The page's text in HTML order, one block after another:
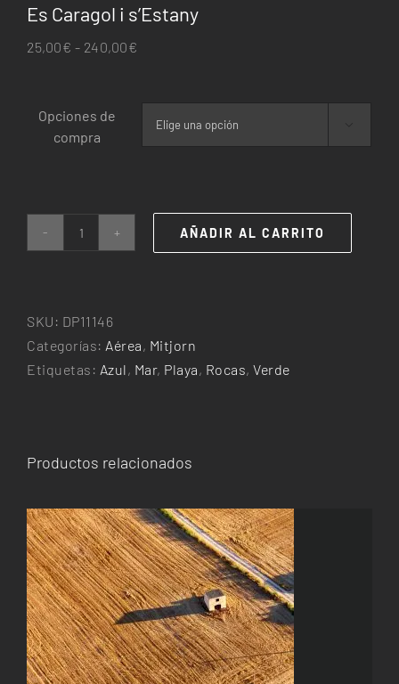
Es Caragol i s’Estany
25,00€ - 240,00€
desde
25,00€
Opciones de
compra
Es
s'Estany
cantidad
AÑADIR AL CARRITO
SKU: DP11146
Categorías: Aérea, Mitjorn
Etiquetas: Azul, Mar, Playa, Rocas, Verde
Productos relacionados
SELECCIONAR OPCIONESESTE
PRODUCTO
TIENE
MÚLTIPLES
VARIANTES.
/ DETALLES